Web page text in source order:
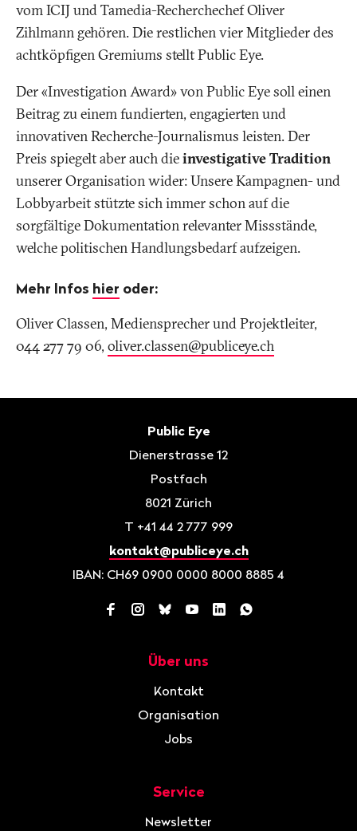
vom ICIJ und Tamedia-Recherchechef Oliver
Zihlmann gehören. Die restlichen vier Mitglieder des
achtköpfigen Gremiums stellt Public Eye.
Der «Investigation Award» von Public Eye soll einen
Beitrag zu einem fundierten, engagierten und
innovativen Recherche-Journalismus leisten. Der
Preis spiegelt aber auch dieinvestigative Tradition
unserer Organisation wider: Unsere Kampagnen- und
Lobbyarbeit stützte sich immer schon auf die
sorgfältige Dokumentation relevanter Missstände,
welche politischen Handlungsbedarf aufzeigen.
Mehr Infos hier oder:
Oliver Classen, Mediensprecher und Projektleiter,
044 277 79 06, oliver.classen@publiceye.ch
Public Eye
Dienerstrasse 12
Postfach
8021 Zürich
T +41 44 2 777 999
kontakt@publiceye.ch
IBAN: CH69 0900 0000 8000 8885 4
Facebook
Instagram
BlueskyYouTube
LinkedInWhatsApp
Über uns
Kontakt
Organisation
Jobs
Service
Newsletter